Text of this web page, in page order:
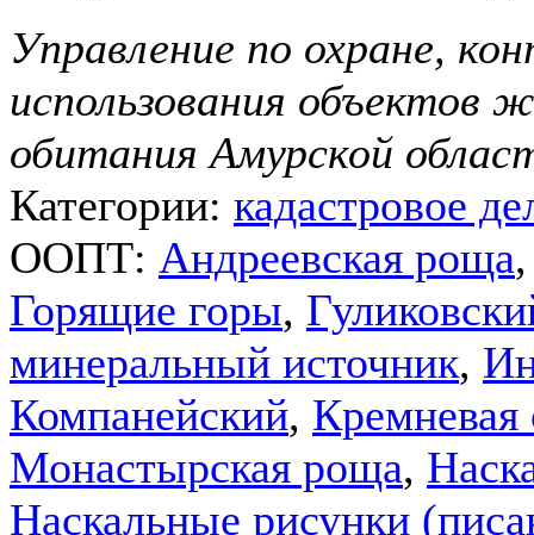
Управление по охране,
использования объектов
обитания Амурской
Категории: кадастровое
ООПТ: Андреевская роща
Горящие горы,
минеральный источник,
Компанейский, Кремневая
Монастырская роща,
Наскальные рисунки